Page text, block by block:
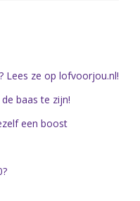
Lees ze op lofvoorjou.nl!
baas te zijn!
een boost